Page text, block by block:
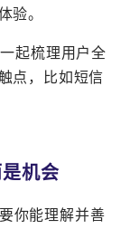
验。
起梳理用户全
点，比如短信
机会
你能理解并善